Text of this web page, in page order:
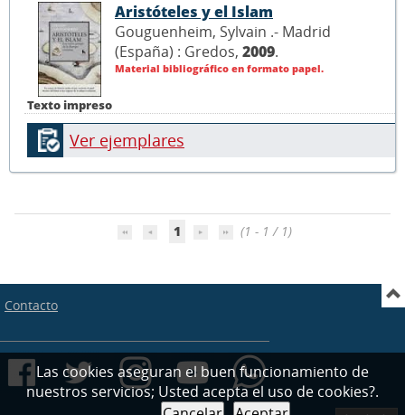
Texto impreso
Aristóteles y el Islam
Gouguenheim, Sylvain .- Madrid
(España) : Gredos, 2009.
Material bibliográfico en formato papel.
Ver ejemplares
1 (1 - 1 / 1)
Contacto
Las cookies aseguran el buen funcionamiento de
nuestros servicios; Usted acepta el uso de cookies?.